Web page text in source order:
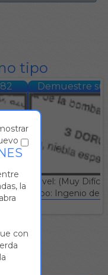
tipo
Demuestre
Nivel: (Muy Difícil)
Tipo: Ingenio
la
con